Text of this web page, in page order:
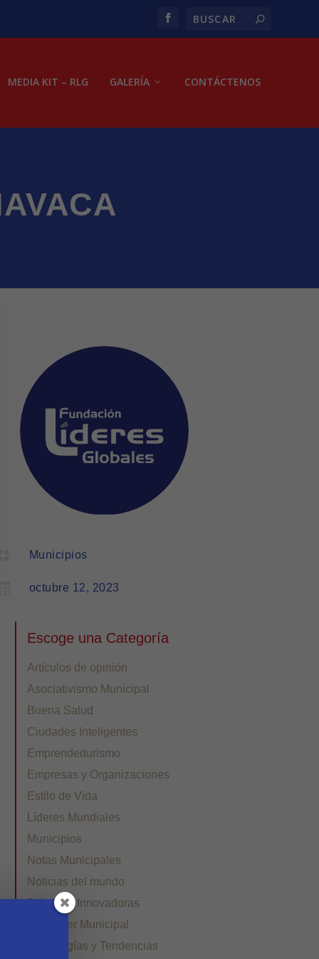
MEDIA KIT – RLG GALERÍA CONTÁCTENOS
Municipios
octubre 12, 2023
Escoge una Categoría
Artículos de opinión
Asociativismo Municipal
Buena Salud
Ciudades Inteligentes
Emprendedurismo
Empresas y Organizaciones
Estilo de Vida
Líderes Mundiales
Municipios
Notas Municipales
Noticias del mundo
Prácticas Innovadoras
Quehacer Municipal
Tecnologías y Tendencias